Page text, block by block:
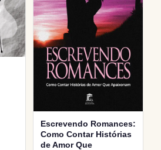
Escrevendo Romances:
Como Contar Histórias
de Amor Que